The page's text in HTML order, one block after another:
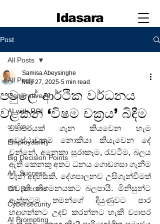
Idasara
Post
All Posts
Generative AI
AI with ROI
සාහිත්‍ය
Employability
Big Decision Points
A/L Success
O/L Success
Cybersecurity
AI Prompting
All Posts
පවුලේ ආර්ථික වර්ධනය
වළකන ‘විෂම චක්‍රය’ බිඳීම
Samisa Abeysinghe
May 27, 2025 5 min read
ව්‍යාපරයක් ගැන කියවෙන හැම
අවස්ථාවකම නොකියා කියැවෙන දේ
වන්නේ, අනෙකා සූරාකෑම, රැවටීම, බලය
ඇති කෙනකු අතට ධනය ගොඩගසා ගැනීම
වැනි අදහසකි. දේශපාලනව උසිගැන්වීමත්
එවැනි නිගමනයකට බලපායි. මිනිසුන්ට
ඇත්තටම තමන්ගේ දියුණුවට පාර
හදාගන්නට උදව් කරන්නට හැකි ව්‍යාපර